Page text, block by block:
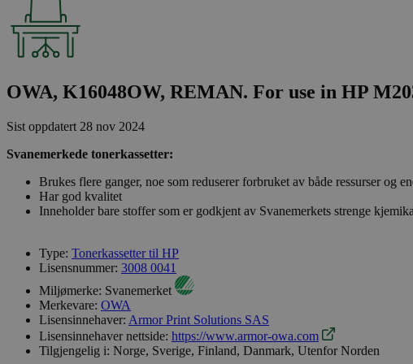
OWA, K16048OW, REMAN. For use in HP
Sist oppdatert 28 nov 2024
Svanemerkede tonerkassetter:
Brukes flere ganger, noe som reduserer forbruket av både ressurser og
Har god kvalitet
Inneholder bare stoffer som er godkjent av Svanemerkets strenge
Type: Tonerkassetter til HP
Lisensnummer: 3008 0041
Miljømerke: Svanemerket
Merkevare: OWA
Lisensinnehaver: Armor Print Solutions SAS
Lisensinnehaver nettside: https://www.armor-owa.com
Tilgjengelig i: Norge, Sverige, Finland, Danmark, Utenfor Norden